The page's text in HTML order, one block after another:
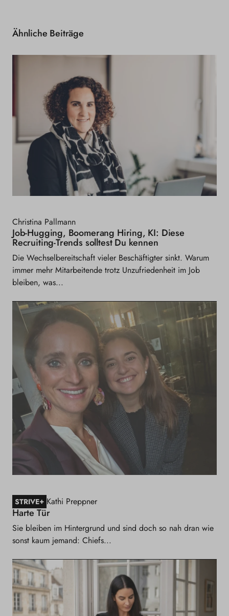
Ähnliche Beiträge
Christina Pallmann
Job-Hugging, Boomerang Hiring, KI: Diese
Recruiting-Trends solltest Du kennen
Die Wechselbereitschaft vieler Beschäftigter sinkt. Warum
immer mehr Mitarbeitende trotz Unzufriedenheit im Job
bleiben, was...
STRIVE+ Kathi Preppner
Harte Tür
Sie bleiben im Hintergrund und sind doch so nah dran wie
sonst kaum jemand: Chiefs...